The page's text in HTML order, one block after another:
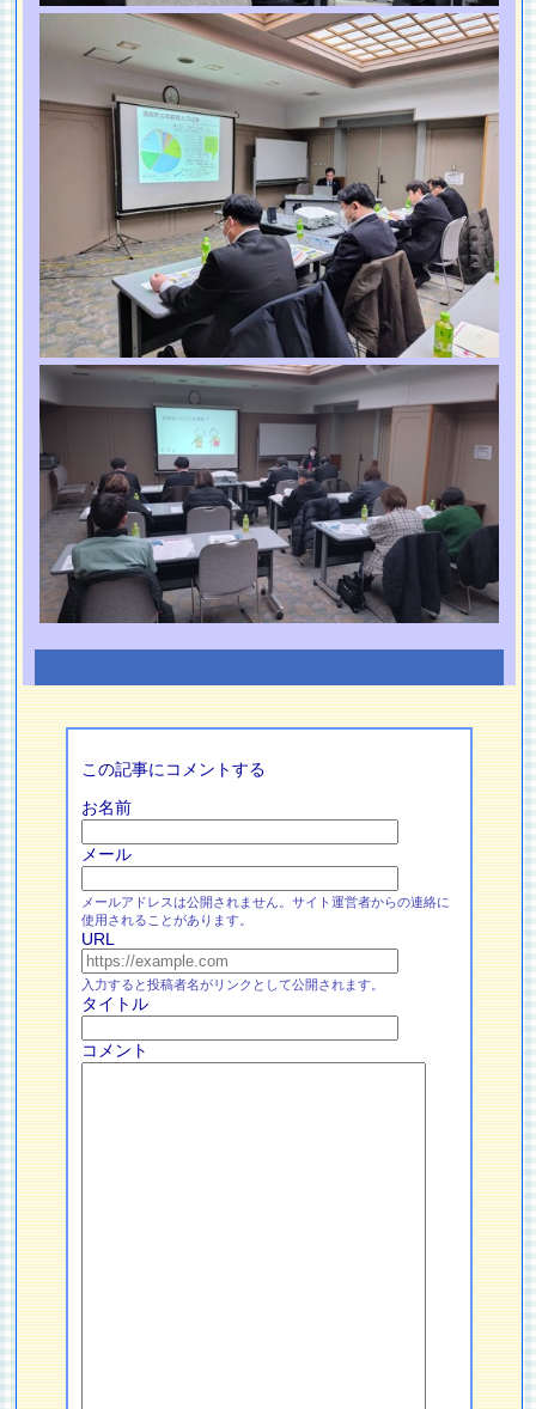
この記事にコメントする
お名前
メール
メールアドレスは公開されません。サイト運営者からの連絡に
使用されることがあります。
URL
入力すると投稿者名がリンクとして公開されます。
タイトル
コメント